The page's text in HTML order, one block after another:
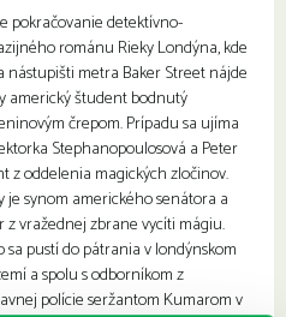
pokračovanie detektívno-
románu Rieky Londýna, kde
nástupišti metra Baker Street nájde
americký študent bodnutý
črepom. Prípadu sa ujíma
Stephanopoulosová a Peter
z oddelenia magických zločinov.
je synom amerického senátora a
z vražednej zbrane vycíti mágiu.
sa pustí do pátrania v londýnskom
a spolu s odborníkom z
polície seržantom Kumarom v